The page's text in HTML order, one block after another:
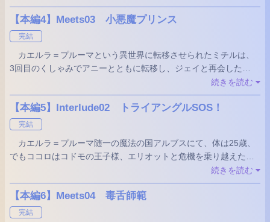
目指したいミチルを他所に、ジェイとアニーはバチバチに対
決！……するかどうかは定かではない。
【本編4】Meets03 小悪魔プリンス
完結
カエルラ＝プルーマという異世界に転移させられたミチルは、
3回目のくしゃみでアニーとともに転移し、ジェイと再会した。
三人でルブルムへと向かう道中、ミチルはジェイとアニーがミ
チルの体臭について論議するのに耐えられず、逃げ出した森の中
で中途半端なくしゃみをしてしまう。
そこに現れたのはお人形さんのような超絶美少年！
続きを読む
【本編5】Interlude02 トライアングルSOS！
完結
カエルラ＝プルーマ随一の魔法の国アルブスにて、体は25歳、
でもココロはコドモの王子様、エリオットと危機を乗り越えたミ
黒い影の魔物ベスティアの謎、ミチルが転移してきた謎を解明
しようとアルブス一の魔法使いを訪れる。
そこにはなんと刺客が！でもあっという間に捕まってる！捕ま
続きを読む
【本編6】Meets04 毒舌師範
完結